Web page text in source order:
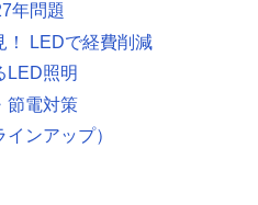
年問題
！ LEDで経費削減
LED照明
節電対策
ンアップ）